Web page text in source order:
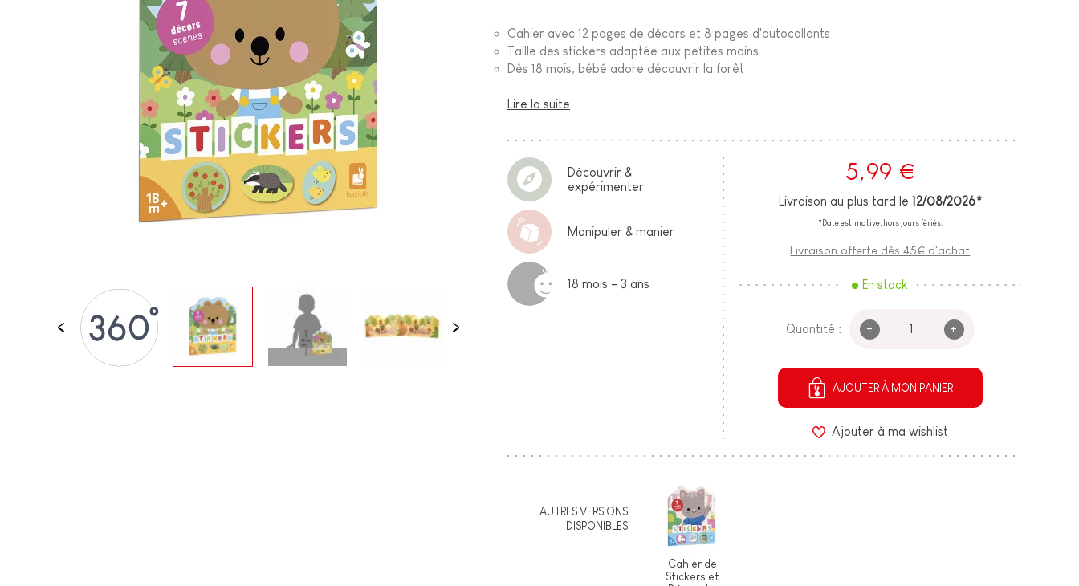
JOUETS D'ÉVEIL
JOUETS D'IMITATION
IMAGINATION
PLEIN AIR
TABLEAUX, MOBILIER &
DECO
Cahier avec 12 pages de décors et 8 pages d'autocollants
Taille des stickers adaptée aux petites mains
Dès 18 mois, bébé adore découvrir la forêt
Lire la suite
Découvrir &
expérimenter
Manipuler & manier
18 mois - 3 ans
5,99 €
Livraison au plus tard le 12/08/2026*
*Date estimative, hors jours fériés.
Livraison offerte dès 45€ d'achat
En stock
Quantité : - +
AJOUTER À MON PANIER
Ajouter à ma wishlist
AUTRES VERSIONS
DISPONIBLES
Cahier de
Stickers et